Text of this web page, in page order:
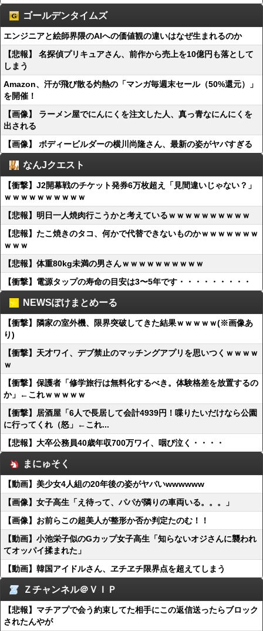
ゴールデンタイムズ
エンジニアと絵師界隈のAIへの価値観の違いはなぜ生まれるのか
【悲報】 名探偵プリキュアさん、前作から売上を10億円も落として
しまう
Amazon、汗が飛び散る灼熱の「マンガ毎週末セール（50%還元）」
を開催！
【画像】 ラーメン屋でにんにくを注文した人、真っ青なにんにくを
出される
【画像】 ボディービルダーの横川尚隆さん、最新の姿がヤバすぎる
なんJクエスト
【衝撃】J2開幕戦のチケット発券6万枚超え「見間違いじゃない？」
ｗｗｗｗｗｗｗｗｗｗ
【悲報】明日一人焼肉行こうかと考えているｗｗｗｗｗｗｗｗｗｗ
【悲報】たこ焼きのタコ、何かで代替できないものかｗｗｗｗｗｗｗ
ｗｗｗ
【悲報】体重80kg未満の男さんｗｗｗｗｗｗｗｗｗｗ
【衝撃】電源タップの寿命の目安は3〜5年です・・・・・・・・・
NEWSぽけまとめーる
【衝撃】隣家の室外機、限界突破してきた結果ｗｗｗｗｗ(※画像あ
り)
【衝撃】天才ワイ、デブ禁止のマッチングアプリを思いつくｗｗｗｗ
ｗ
【衝撃】保護者「修学旅行は無料化するべき。体験格差を放置するの
か」←これｗｗｗｗｗ
【衝撃】居酒屋「6人で長居して会計4939円！喋りたいだけなら公園
に行ってくれ（怒」←これ...
【悲報】大卒公務員40歳年収700万ワイ、咽び泣く・・・・
まにゅそく
【動画】美少女4人組の20年後の姿がヤバいwwwwww
【画像】女子高生「え待って、パパが隣りの車両いる。。。」
【画像】お前らこの超美人が整形か否か判定たのむ！！
【動画】小池栄子似のGカップ女子高生「知らないオジさんに襲われ
てオッパイ揉まれた」
【動画】韓国アイドルさん、ヱチヱチ限界点を超えてしまう
Ｚチャンネル＠ＶＩＰ
【悲報】マチアプで会う約束してた相手にこの返信送ったらブロック
されたんやが